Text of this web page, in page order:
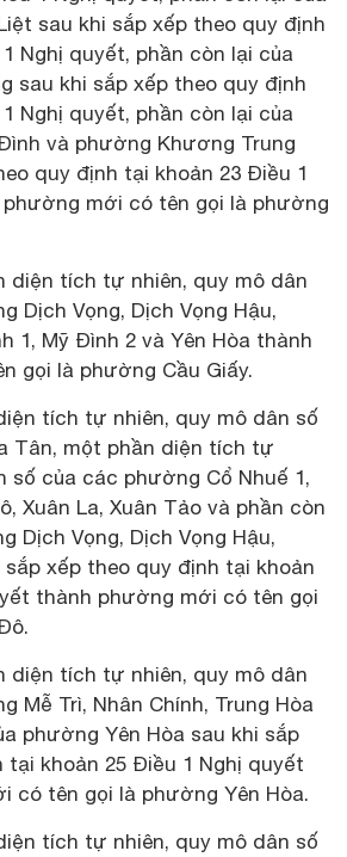
sau khi sắp xếp theo quy định
Nghị quyết, phần còn lại của
sau khi sắp xếp theo quy định
Nghị quyết, phần còn lại của
và phường Khương Trung
quy định tại khoản 23 Điều 1
mới có tên gọi là phường
diện tích tự nhiên, quy mô dân
Dịch Vọng, Dịch Vọng Hậu,
1, Mỹ Đình 2 và Yên Hòa thành
gọi là phường Cầu Giấy.
tích tự nhiên, quy mô dân số
Tân, một phần diện tích tự
số của các phường Cổ Nhuế 1,
Xuân La, Xuân Tảo và phần còn
Dịch Vọng, Dịch Vọng Hậu,
sắp xếp theo quy định tại khoản
thành phường mới có tên gọi
diện tích tự nhiên, quy mô dân
Mễ Trì, Nhân Chính, Trung Hòa
phường Yên Hòa sau khi sắp
tại khoản 25 Điều 1 Nghị quyết
có tên gọi là phường Yên Hòa.
tích tự nhiên, quy mô dân số